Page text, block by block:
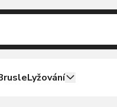
Lyžování